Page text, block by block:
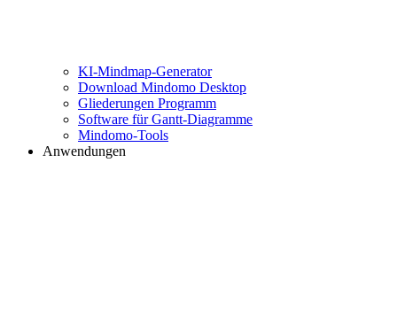
KI-Mindmap-Generator
Download Mindomo Desktop
Gliederungen Programm
Software für Gantt-Diagramme
Mindomo-Tools
Anwendungen